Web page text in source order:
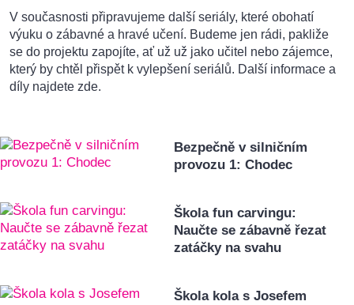
V současnosti připravujeme další seriály, které obohatí
výuku o zábavné a hravé učení. Budeme jen rádi, pakliže
se do projektu zapojíte, ať už už jako učitel nebo zájemce,
který by chtěl přispět k vylepšení seriálů. Další informace a
díly najdete zde.
Bezpečně v silničním
provozu 1: Chodec
Škola fun carvingu:
Naučte se zábavně řezat
zatáčky na svahu
Škola kola s Josefem